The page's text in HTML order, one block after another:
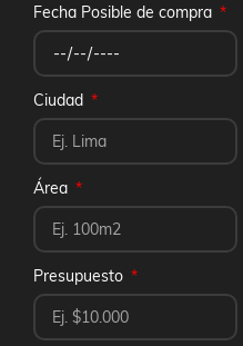
Fecha Posible de compra
Ciudad
Área
Presupuesto